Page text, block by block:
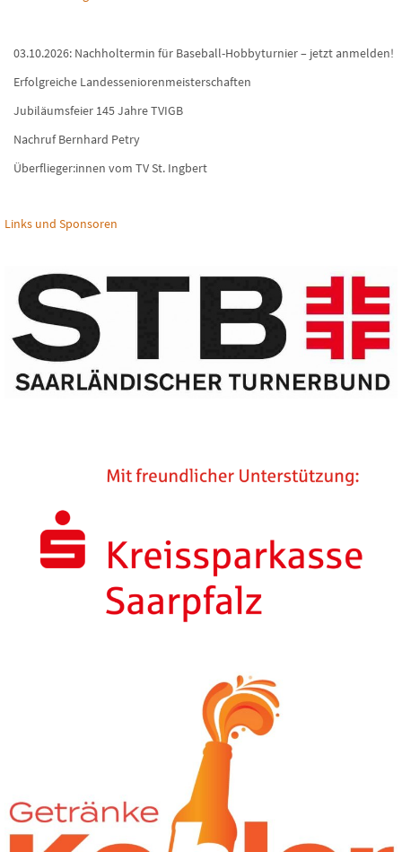
03.10.2026: Nachholtermin für Baseball-Hobbyturnier – jetzt anmelden!
Erfolgreiche Landesseniorenmeisterschaften
Jubiläumsfeier 145 Jahre TVIGB
Nachruf Bernhard Petry
Überflieger:innen vom TV St. Ingbert
Links und Sponsoren